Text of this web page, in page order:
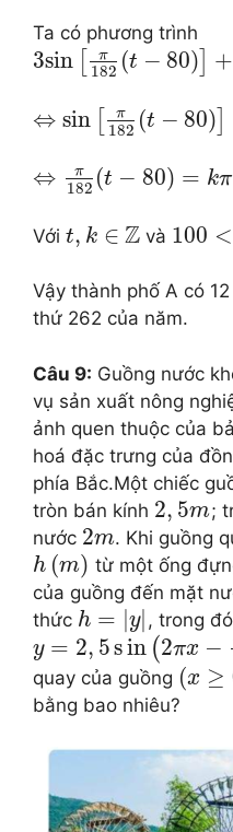
Ta có phương trình
3sin π
182 (t − 80) +
⇔ sin π
182 (t − 80)
⇔ π
182 (t − 80) = kπ
Với t, k ∈ Z và 100 <
Vậy thành phố A có
thứ 262 của năm.
Câu 9: Guồng nước
vụ sản xuất nông
ảnh quen thuộc của
hoá đặc trưng của
phía Bắc.Một chiếc
tròn bán kính 2, 5m;
nước 2m. Khi guồng
h (m) từ một ống
của guồng đến mặt
thức h = y| , trong đó
y = 2, 5sin (2πx −
quay của guồng (x ≥
bằng bao nhiêu?